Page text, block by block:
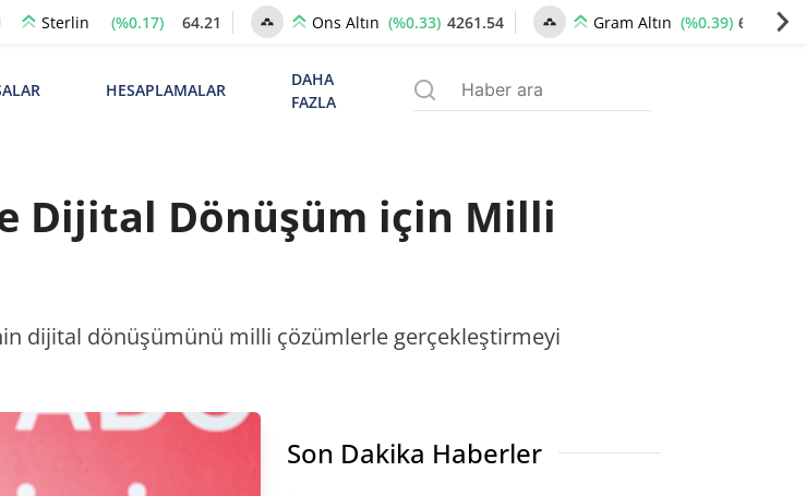
Sterlin (%0.17) 64.21 Ons Altın (%0.33) 4261.54 Gram Altın (%0.39) 6521.12
HESAPLAMALAR
DAHA
FAZLA
Dijital Dönüşüm için Milli
dijital dönüşümünü milli çözümlerle gerçekleştirmeyi
Son Dakika Haberler